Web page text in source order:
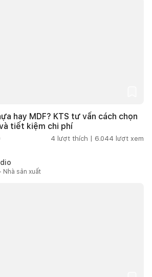
hay MDF? KTS tư vấn cách chọn
tiết kiệm chi phí
4 lượt thích | 6.044 lượt xem
Nhà sản xuất